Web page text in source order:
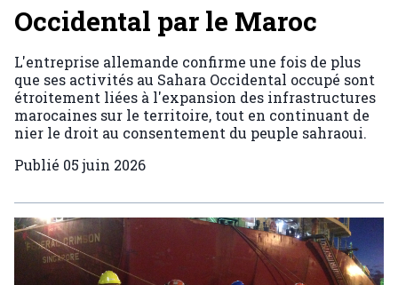
Occidental par le Maroc
L'entreprise allemande confirme une fois de plus
que ses activités au Sahara Occidental occupé sont
étroitement liées à l'expansion des infrastructures
marocaines sur le territoire, tout en continuant de
nier le droit au consentement du peuple sahraoui.
Publié 05 juin 2026